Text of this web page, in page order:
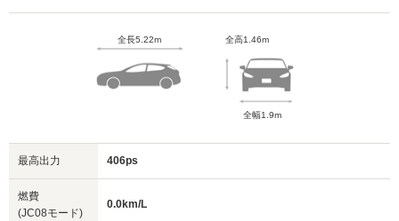
全長5.22m 全高1.46m
全幅1.9m
最高出力 406ps
燃費
(JC08モード)
0.0km/L